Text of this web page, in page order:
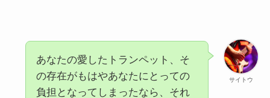
サイトウ
あなたの愛したトランペット、そ
の存在がもはやあなたにとっての
負担となってしまったなら、それ